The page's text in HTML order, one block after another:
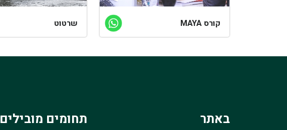
קורס MAYA שרטוט
באתר תחומים מובילים